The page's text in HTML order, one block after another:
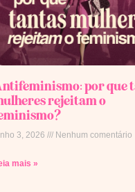
por que
rejeitam o
3, 2026 Nenhum comentário
mais »